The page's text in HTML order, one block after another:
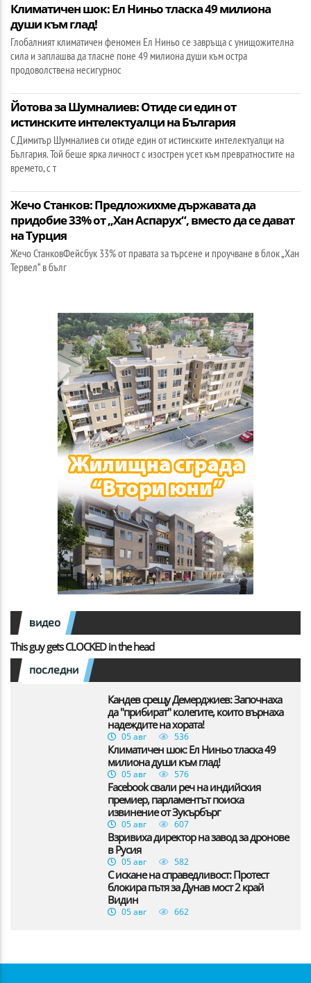
Климатичен шок: Ел Ниньо тласка 49 милиона
души към глад!
Глобалният климатичен феномен Ел Ниньо се завръща с унищожителна
сила и заплашва да тласне поне 49 милиона души към остра
продоволствена несигурнос
Йотова за Шумналиев: Отиде си един от
истинските интелектуалци на България
С Димитър Шумналиев си отиде един от истинските интелектуалци на
България. Той беше ярка личност с изострен усет към превратностите на
времето, с т
Жечо Станков: Предложихме държавата да
придобие 33% от „Хан Аспарух“, вместо да се дават
на Турция
Жечо СтанковФейсбук 33% от правата за търсене и проучване в блок „Хан
Тервел“ в бълг
видео
This guy gets CLOCKED in the head
последни
Кандев срещу Демерджиев: Започнаха
да "прибират" колегите, които върнаха
надеждите на хората!
05 авг 536
Климатичен шок: Ел Ниньо тласка 49
милиона души към глад!
05 авг 576
Facebook свали реч на индийския
премиер, парламентът поиска
извинение от Зукърбърг
05 авг 607
Взривиха директор на завод за дронове
в Русия
05 авг 582
С искане на справедливост: Протест
блокира пътя за Дунав мост 2 край
Видин
05 авг 662